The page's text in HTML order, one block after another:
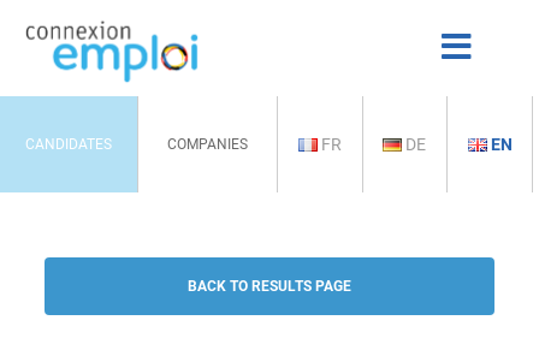
CANDIDATES COMPANIES FR DE EN
BACK TO RESULTS PAGE